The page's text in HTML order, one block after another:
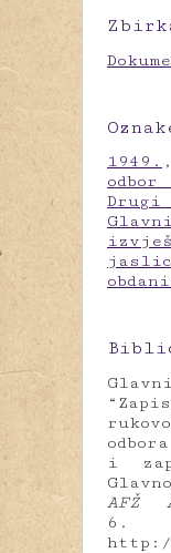
1949.
i
AFŽ
6.
http://